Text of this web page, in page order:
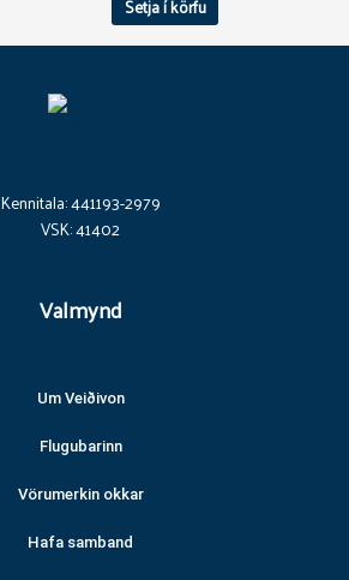
Setja í körfu
Kennitala: 441193-2979
VSK: 41402
Valmynd
Um Veiðivon
Flugubarinn
Vörumerkin okkar
Hafa samband